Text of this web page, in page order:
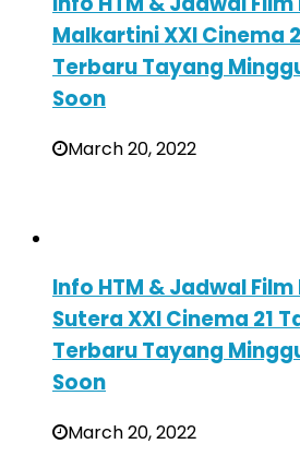
Malkartini XXI Cinema
Terbaru Tayang
Soon
March 20, 2022
Info HTM & Jadwal
Sutera XXI Cinema 21
Terbaru Tayang
Soon
March 20, 2022